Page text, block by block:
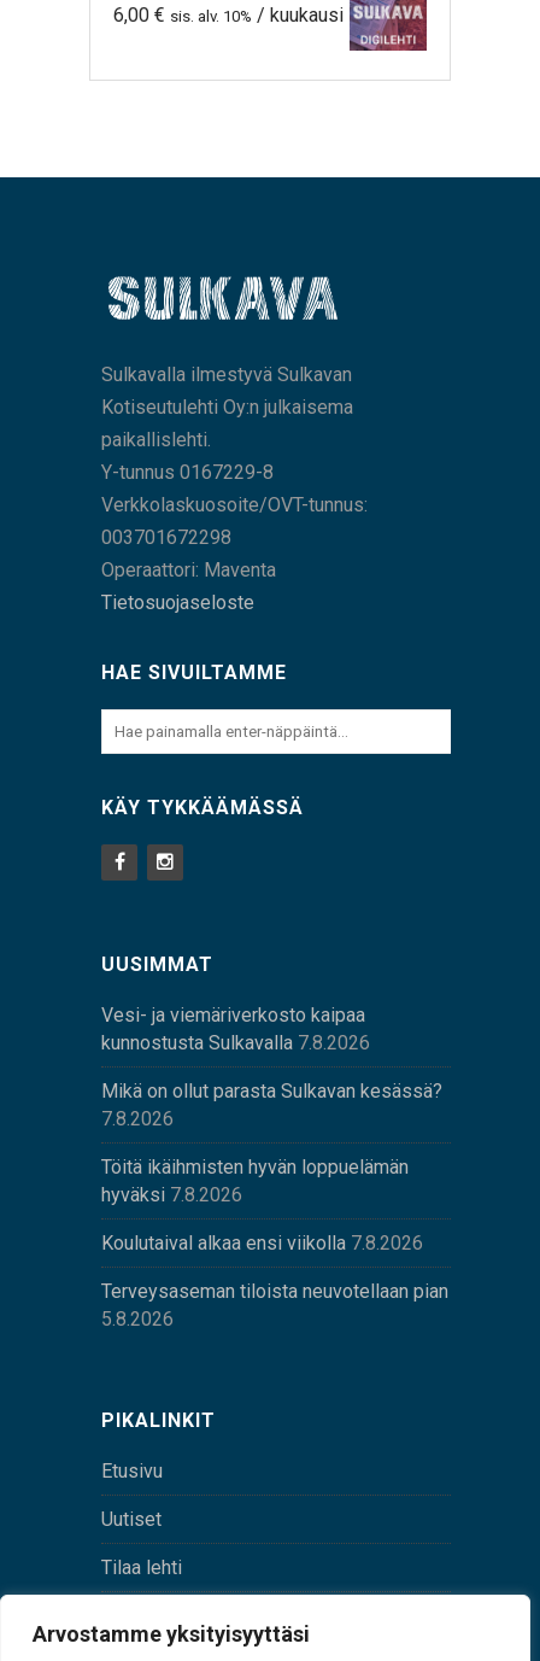
Arvostamme yksityisyyttäsi
6,00 € sis. alv. 10% / kuukausi
Sulkavalla ilmestyvä Sulkavan
Kotiseutulehti Oy:n julkaisema
paikallislehti.
Y-tunnus 0167229-8
Verkkolaskuosoite/OVT-tunnus:
003701672298
Operaattori: Maventa
Tietosuojaseloste
HAE SIVUILTAMME
KÄY TYKKÄÄMÄSSÄ
UUSIMMAT
Vesi- ja viemäriverkosto kaipaa
kunnostusta Sulkavalla 7.8.2026
Mikä on ollut parasta Sulkavan kesässä?
7.8.2026
Töitä ikäihmisten hyvän loppuelämän
hyväksi 7.8.2026
Koulutaival alkaa ensi viikolla 7.8.2026
Terveysaseman tiloista neuvotellaan pian
5.8.2026
PIKALINKIT
Etusivu
Uutiset
Tilaa lehti